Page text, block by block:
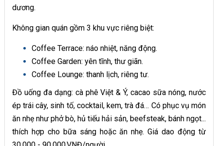
dương.
Không gian quán gồm 3 khu vực riêng biệt:
Coffee Terrace: náo nhiệt, năng động.
Coffee Garden: yên tĩnh, thư giãn.
Coffee Lounge: thanh lịch, riêng tư.
Đồ uống đa dạng: cà phê Việt & Ý, cacao sữa nóng, nước
ép trái cây, sinh tố, cocktail, kem, trà đá… Có phục vụ món
ăn nhẹ như phở bò, hủ tiếu hải sản, beefsteak, bánh ngọt...
thích hợp cho bữa sáng hoặc ăn nhẹ. Giá dao động từ